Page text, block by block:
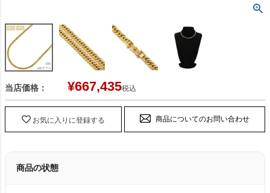
当店価格： ¥667,435税込
お気に入りに登録する 商品についてのお問い合わせ
商品の状態